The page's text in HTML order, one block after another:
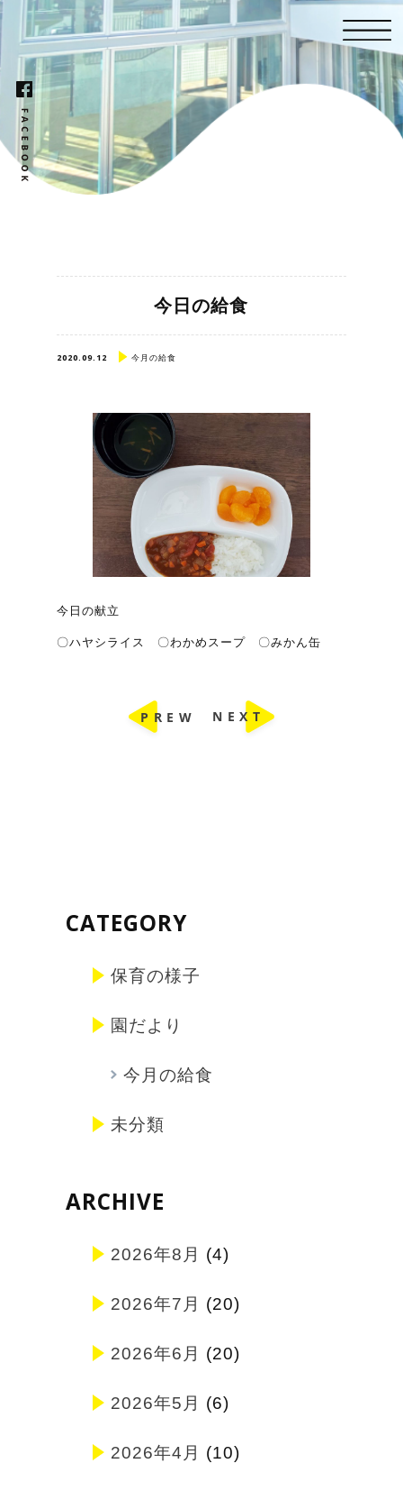
今日の給食
2020.09.12 今月の給食
今日の献立
〇ハヤシライス 〇わかめスープ 〇みかん缶
CATEGORY
保育の様子
園だより
今月の給食
未分類
ARCHIVE
2026年8月 (4)
2026年7月 (20)
2026年6月 (20)
2026年5月 (6)
2026年4月 (10)